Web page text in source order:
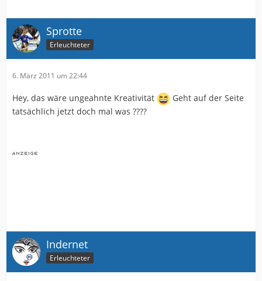
Sprotte
Erleuchteter
6. März 2011 um 22:44
Hey, das wäre ungeahnte Kreativität
Geht auf der Seite
tatsächlich jetzt doch mal was ????
Indernet
Erleuchteter